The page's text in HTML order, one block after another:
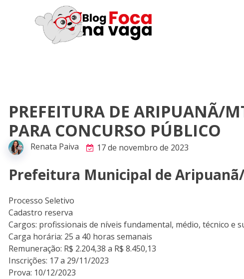
PREFEITURA DE ARIPUANÃ/
PARA CONCURSO PÚBLICO
Renata Paiva 17 de novembro de 2023
Prefeitura Municipal de
Processo Seletivo
Cadastro reserva
Cargos: profissionais de níveis fundamental, médio, técnico e
Carga horária: 25 a 40 horas semanais
Remuneração: R$ 2.204,38 a R$ 8.450,13
Inscrições: 17 a 29/11/2023
Prova: 10/12/2023